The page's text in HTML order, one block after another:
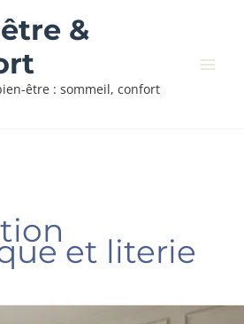
&
être : sommeil, confort
et literie